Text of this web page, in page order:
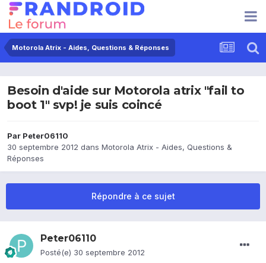
Motorola Atrix - Aides, Questions & Réponses
Besoin d'aide sur Motorola atrix "fail to
boot 1" svp! je suis coincé
Par Peter06110
30 septembre 2012 dans Motorola Atrix - Aides, Questions &
Réponses
Répondre à ce sujet
Peter06110
Posté(e) 30 septembre 2012